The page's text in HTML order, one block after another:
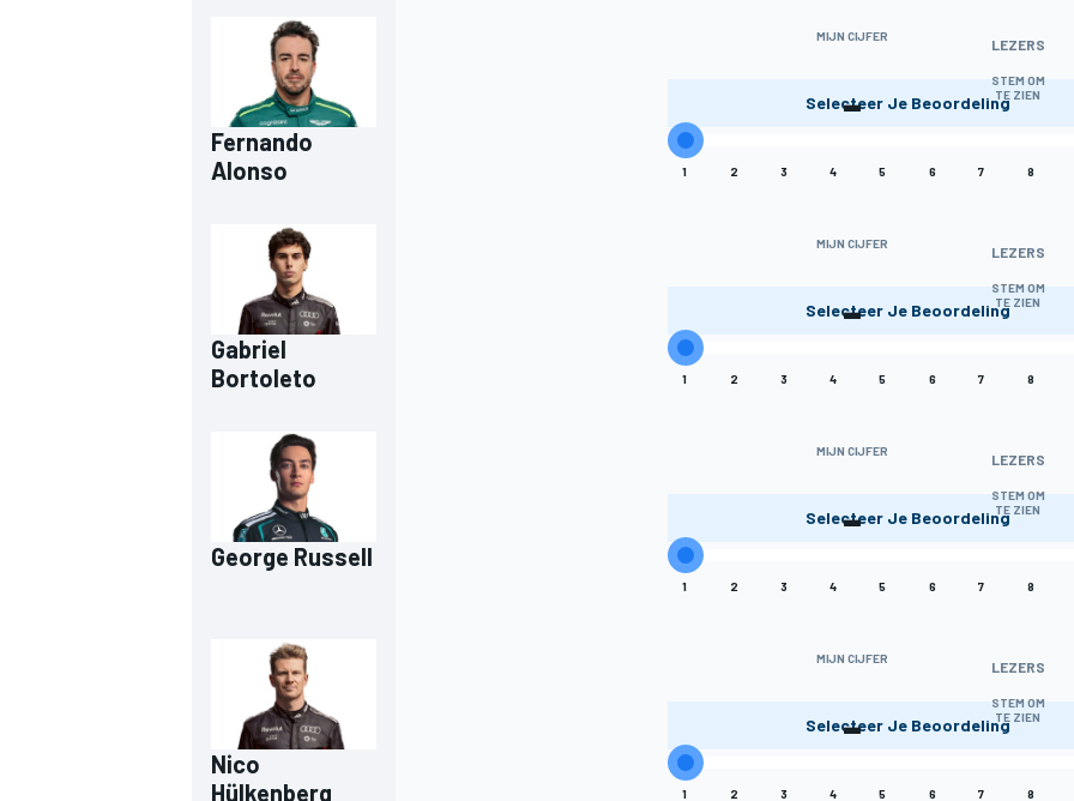
Fernando
Alonso
MIJN CIJFER
-
LEZERS
STEM OM
TE ZIEN
Selecteer Je Beoordeling
1 2 3 4 5 6 7 8
Gabriel
Bortoleto
MIJN CIJFER
-
LEZERS
STEM OM
TE ZIEN
Selecteer Je Beoordeling
1 2 3 4 5 6 7 8
George Russell
MIJN CIJFER
-
LEZERS
STEM OM
TE ZIEN
Selecteer Je Beoordeling
1 2 3 4 5 6 7 8
Nico
Hülkenberg
MIJN CIJFER
-
LEZERS
STEM OM
TE ZIEN
Selecteer Je Beoordeling
1 2 3 4 5 6 7 8